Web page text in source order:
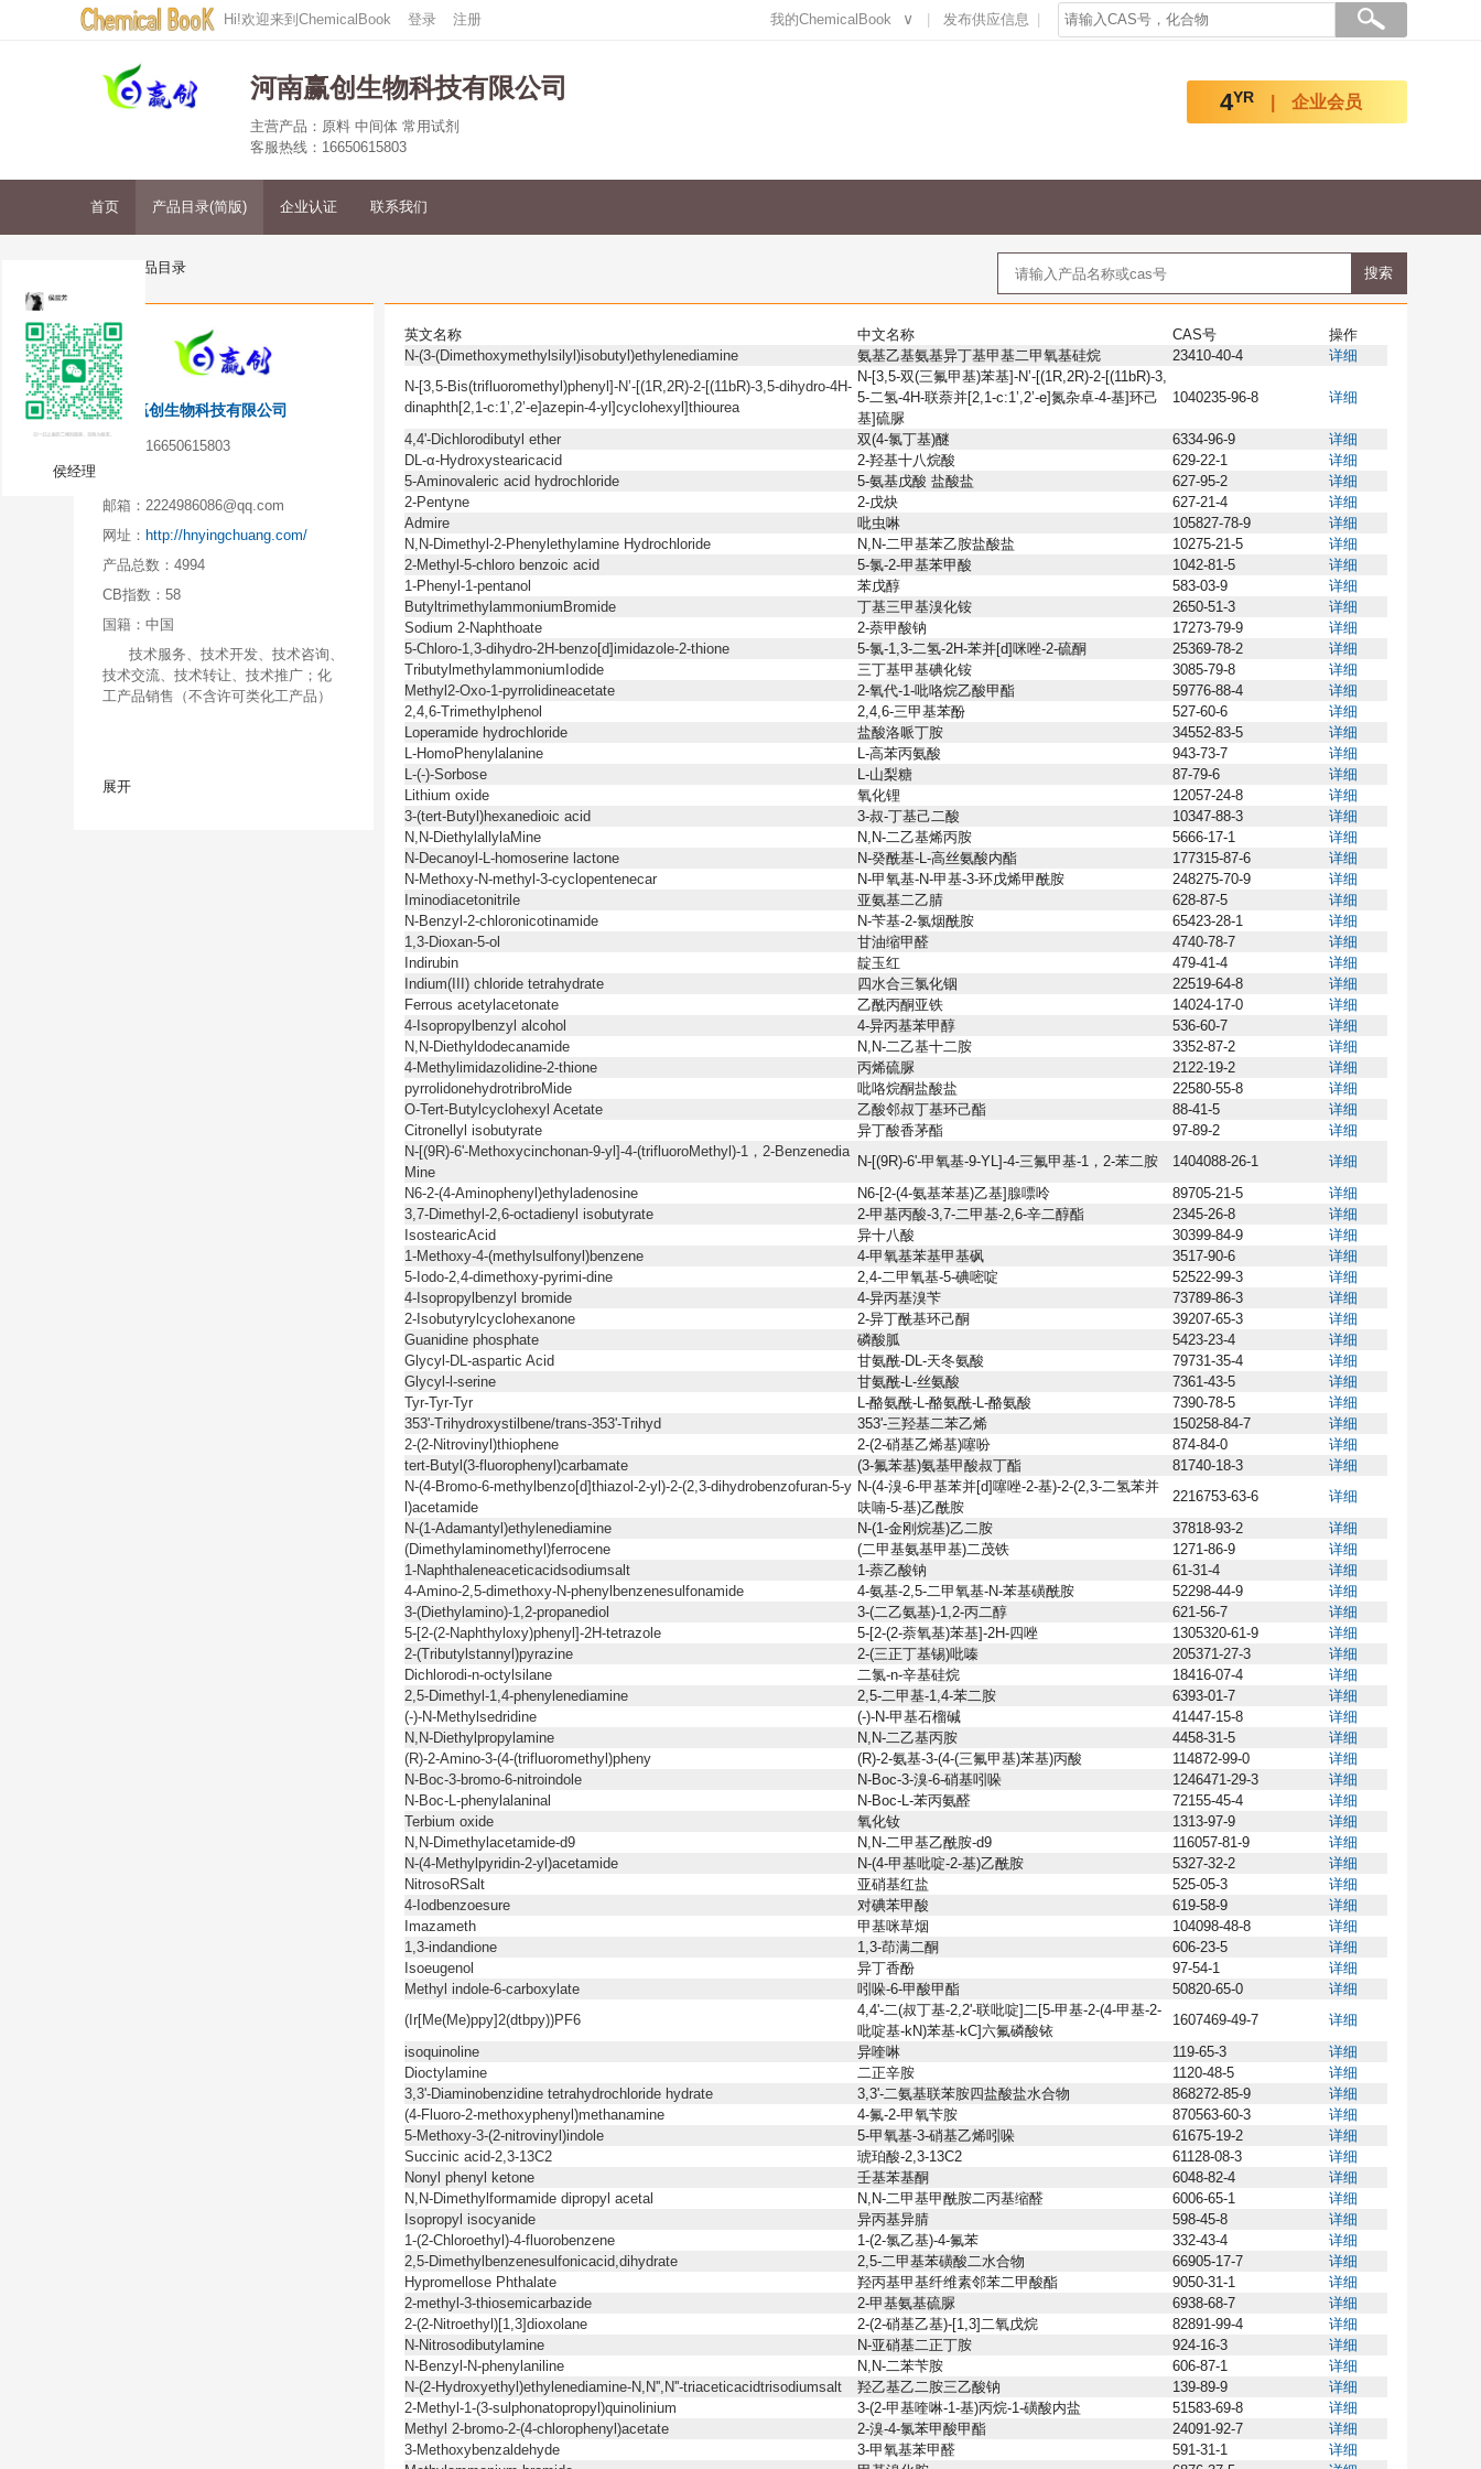
Hi!欢迎来到ChemicalBook 登录 注册 我的ChemicalBook ∨ 发布供应信息
河南赢创生物科技有限公司
主营产品：原料 中间体 常用试剂
客服热线：16650615803
4YR 企业会员
首页 产品目录(简版) 企业认证 联系我们
产品目录
河南赢创生物科技有限公司
16650615803
邮箱： 2224986086@qq.com
网址： http://hnyingchuang.com/
产品总数： 4994
CB指数： 58
国籍： 中国
技术服务、技术开发、技术咨询、
技术交流、技术转让、技术推广；化
工产品销售（不含许可类化工产品）
展开
英文名称 中文名称 CAS号
操作
N-(3-(Dimethoxymethylsilyl)isobutyl)ethylenediamine
氨基乙基氨基异丁基甲基二甲氧基硅烷 23410-40-4
详细
N-[3,5-Bis(trifluoromethyl)phenyl]-N’-[(1R,2R)-2-[(11bR)-3,5-dihydro-4H-
dinaphth[2,1-c:1’,2’-e]azepin-4-yl]cyclohexyl]thiourea
N-[3,5-双(三氟甲基)苯基]-N’-[(1R,2R)-2-[(11bR)-3,
5-二氢-4H-联萘并[2,1-c:1’,2’-e]氮杂卓-4-基]环己
基]硫脲
1040235-96-8 详细
4,4'-Dichlorodibutyl ether 双(4-氯丁基)醚 6334-96-9
详细
DL-α-Hydroxystearicacid
2-羟基十八烷酸 629-22-1
详细
5-Aminovaleric acid hydrochloride
5-氨基戊酸 盐酸盐 627-95-2
详细
2-Pentyne
2-戊炔 627-21-4
详细
Admire
吡虫啉 105827-78-9
详细
N,N-Dimethyl-2-Phenylethylamine Hydrochloride
N,N-二甲基苯乙胺盐酸盐 10275-21-5
详细
2-Methyl-5-chloro benzoic acid
5-氯-2-甲基苯甲酸 1042-81-5
详细
1-Phenyl-1-pentanol
苯戊醇 583-03-9
详细
ButyltrimethylammoniumBromide
丁基三甲基溴化铵 2650-51-3
详细
Sodium 2-Naphthoate
2-萘甲酸钠 17273-79-9
详细
5-Chloro-1,3-dihydro-2H-benzo[d]imidazole-2-thione
5-氯-1,3-二氢-2H-苯并[d]咪唑-2-硫酮 25369-78-2
详细
TributylmethylammoniumIodide
三丁基甲基碘化铵 3085-79-8
详细
Methyl2-Oxo-1-pyrrolidineacetate
2-氧代-1-吡咯烷乙酸甲酯 59776-88-4
详细
2,4,6-Trimethylphenol
2,4,6-三甲基苯酚 527-60-6
详细
Loperamide hydrochloride
盐酸洛哌丁胺 34552-83-5
详细
L-HomoPhenylalanine
L-高苯丙氨酸 943-73-7
详细
L-(-)-Sorbose
L-山梨糖 87-79-6
详细
Lithium oxide
氧化锂 12057-24-8
详细
3-(tert-Butyl)hexanedioic acid
3-叔-丁基己二酸 10347-88-3
详细
N,N-DiethylallylaMine
N,N-二乙基烯丙胺 5666-17-1
详细
N-Decanoyl-L-homoserine lactone
N-癸酰基-L-高丝氨酸内酯 177315-87-6
详细
N-Methoxy-N-methyl-3-cyclopentenecar
N-甲氧基-N-甲基-3-环戊烯甲酰胺 248275-70-9
详细
Iminodiacetonitrile
亚氨基二乙腈 628-87-5
详细
N-Benzyl-2-chloronicotinamide
N-苄基-2-氯烟酰胺 65423-28-1
详细
1,3-Dioxan-5-ol
甘油缩甲醛 4740-78-7
详细
Indirubin
靛玉红 479-41-4
详细
Indium(III) chloride tetrahydrate
四水合三氯化铟 22519-64-8
详细
Ferrous acetylacetonate
乙酰丙酮亚铁 14024-17-0
详细
4-Isopropylbenzyl alcohol
4-异丙基苯甲醇 536-60-7
详细
N,N-Diethyldodecanamide
N,N-二乙基十二胺 3352-87-2
详细
4-Methylimidazolidine-2-thione
丙烯硫脲 2122-19-2
详细
pyrrolidonehydrotribroMide
吡咯烷酮盐酸盐 22580-55-8
详细
O-Tert-Butylcyclohexyl Acetate
乙酸邻叔丁基环己酯 88-41-5
详细
Citronellyl isobutyrate
异丁酸香茅酯 97-89-2
详细
N-[(9R)-6'-Methoxycinchonan-9-yl]-4-(trifluoroMethyl)-1，2-Benzenedia
Mine
N-[(9R)-6'-甲氧基-9-YL]-4-三氟甲基-1，2-苯二胺 1404088-26-1
详细
N6-2-(4-Aminophenyl)ethyladenosine
N6-[2-(4-氨基苯基)乙基]腺嘌呤 89705-21-5
详细
3,7-Dimethyl-2,6-octadienyl isobutyrate
2-甲基丙酸-3,7-二甲基-2,6-辛二醇酯 2345-26-8
详细
IsostearicAcid
异十八酸 30399-84-9
详细
1-Methoxy-4-(methylsulfonyl)benzene
4-甲氧基苯基甲基砜 3517-90-6
详细
5-Iodo-2,4-dimethoxy-pyrimi-dine
2,4-二甲氧基-5-碘嘧啶 52522-99-3
详细
4-Isopropylbenzyl bromide
4-异丙基溴苄 73789-86-3
详细
2-Isobutyrylcyclohexanone
2-异丁酰基环己酮 39207-65-3
详细
Guanidine phosphate
磷酸胍 5423-23-4
详细
Glycyl-DL-aspartic Acid
甘氨酰-DL-天冬氨酸 79731-35-4
详细
Glycyl-l-serine
甘氨酰-L-丝氨酸 7361-43-5
详细
Tyr-Tyr-Tyr
L-酪氨酰-L-酪氨酰-L-酪氨酸 7390-78-5
详细
353'-Trihydroxystilbene/trans-353'-Trihyd
353'-三羟基二苯乙烯 150258-84-7
详细
2-(2-Nitrovinyl)thiophene
2-(2-硝基乙烯基)噻吩 874-84-0
详细
tert-Butyl(3-fluorophenyl)carbamate
(3-氟苯基)氨基甲酸叔丁酯 81740-18-3
详细
N-(4-Bromo-6-methylbenzo[d]thiazol-2-yl)-2-(2,3-dihydrobenzofuran-5-y
l)acetamide
N-(4-溴-6-甲基苯并[d]噻唑-2-基)-2-(2,3-二氢苯并
呋喃-5-基)乙酰胺
2216753-63-6
详细
N-(1-Adamantyl)ethylenediamine
N-(1-金刚烷基)乙二胺 37818-93-2
详细
(Dimethylaminomethyl)ferrocene
(二甲基氨基甲基)二茂铁 1271-86-9
详细
1-Naphthaleneaceticacidsodiumsalt
1-萘乙酸钠 61-31-4
详细
4-Amino-2,5-dimethoxy-N-phenylbenzenesulfonamide
4-氨基-2,5-二甲氧基-N-苯基磺酰胺 52298-44-9
详细
3-(Diethylamino)-1,2-propanediol
3-(二乙氨基)-1,2-丙二醇 621-56-7
详细
5-[2-(2-Naphthyloxy)phenyl]-2H-tetrazole
5-[2-(2-萘氧基)苯基]-2H-四唑 1305320-61-9
详细
2-(Tributylstannyl)pyrazine
2-(三正丁基锡)吡嗪 205371-27-3
详细
Dichlorodi-n-octylsilane
二氯-n-辛基硅烷 18416-07-4
详细
2,5-Dimethyl-1,4-phenylenediamine
2,5-二甲基-1,4-苯二胺 6393-01-7
详细
(-)-N-Methylsedridine
(-)-N-甲基石榴碱 41447-15-8
详细
N,N-Diethylpropylamine
N,N-二乙基丙胺 4458-31-5
详细
(R)-2-Amino-3-(4-(trifluoromethyl)pheny
(R)-2-氨基-3-(4-(三氟甲基)苯基)丙酸 114872-99-0
详细
N-Boc-3-bromo-6-nitroindole
N-Boc-3-溴-6-硝基吲哚 1246471-29-3
详细
N-Boc-L-phenylalaninal
N-Boc-L-苯丙氨醛 72155-45-4
详细
Terbium oxide
氧化钕 1313-97-9
详细
N,N-Dimethylacetamide-d9
N,N-二甲基乙酰胺-d9 116057-81-9
详细
N-(4-Methylpyridin-2-yl)acetamide
N-(4-甲基吡啶-2-基)乙酰胺 5327-32-2
详细
NitrosoRSalt
亚硝基红盐 525-05-3
详细
4-Iodbenzoesure
对碘苯甲酸 619-58-9
详细
Imazameth
甲基咪草烟 104098-48-8
详细
1,3-indandione
1,3-茚满二酮 606-23-5
详细
Isoeugenol
异丁香酚 97-54-1
详细
Methyl indole-6-carboxylate
吲哚-6-甲酸甲酯 50820-65-0
详细
(Ir[Me(Me)ppy]2(dtbpy))PF6
4,4'-二(叔丁基-2,2'-联吡啶]二[5-甲基-2-(4-甲基-2-
吡啶基-kN)苯基-kC]六氟磷酸铱
1607469-49-7
详细
isoquinoline
异喹啉 119-65-3
详细
Dioctylamine
二正辛胺 1120-48-5
详细
3,3'-Diaminobenzidine tetrahydrochloride hydrate
3,3'-二氨基联苯胺四盐酸盐水合物 868272-85-9
详细
(4-Fluoro-2-methoxyphenyl)methanamine
4-氟-2-甲氧苄胺 870563-60-3
详细
5-Methoxy-3-(2-nitrovinyl)indole
5-甲氧基-3-硝基乙烯吲哚 61675-19-2
详细
Succinic acid-2,3-13C2
琥珀酸-2,3-13C2 61128-08-3
详细
Nonyl phenyl ketone
壬基苯基酮 6048-82-4
详细
N,N-Dimethylformamide dipropyl acetal
N,N-二甲基甲酰胺二丙基缩醛 6006-65-1
详细
Isopropyl isocyanide
异丙基异腈 598-45-8
详细
1-(2-Chloroethyl)-4-fluorobenzene
1-(2-氯乙基)-4-氟苯 332-43-4
详细
2,5-Dimethylbenzenesulfonicacid,dihydrate
2,5-二甲基苯磺酸二水合物 66905-17-7
详细
Hypromellose Phthalate
羟丙基甲基纤维素邻苯二甲酸酯 9050-31-1
详细
2-methyl-3-thiosemicarbazide
2-甲基氨基硫脲 6938-68-7
详细
2-(2-Nitroethyl)[1,3]dioxolane
2-(2-硝基乙基)-[1,3]二氧戊烷 82891-99-4
详细
N-Nitrosodibutylamine
N-亚硝基二正丁胺 924-16-3
详细
N-Benzyl-N-phenylaniline
N,N-二苯苄胺 606-87-1
详细
N-(2-Hydroxyethyl)ethylenediamine-N,N'',N''-triaceticacidtrisodiumsalt
羟乙基乙二胺三乙酸钠 139-89-9
详细
2-Methyl-1-(3-sulphonatopropyl)quinolinium
3-(2-甲基喹啉-1-基)丙烷-1-磺酸内盐 51583-69-8
详细
Methyl 2-bromo-2-(4-chlorophenyl)acetate
2-溴-4-氯苯甲酸甲酯 24091-92-7
详细
3-Methoxybenzaldehyde
3-甲氧基苯甲醛 591-31-1
详细
侯经理